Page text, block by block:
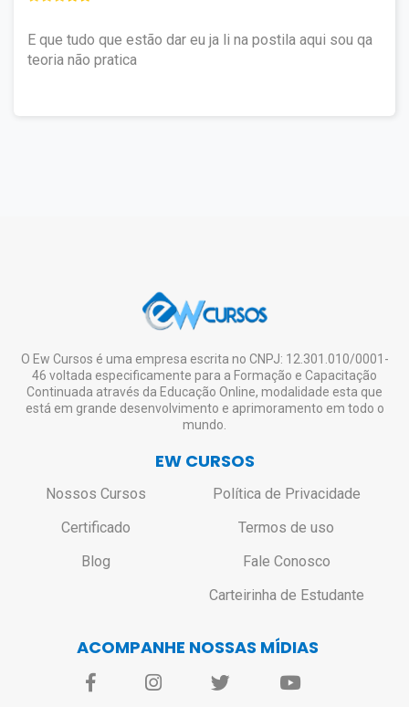
E que tudo que estão dar eu ja li na postila aqui sou qa
teoria não pratica
O Ew Cursos é uma empresa escrita no CNPJ: 12.301.010/0001-
46 voltada especificamente para a Formação e Capacitação
Continuada através da Educação Online, modalidade esta que
está em grande desenvolvimento e aprimoramento em todo o
mundo.
EW CURSOS
Nossos Cursos
Certificado
Blog
Política de Privacidade
Termos de uso
Fale Conosco
Carteirinha de Estudante
ACOMPANHE NOSSAS MÍDIAS